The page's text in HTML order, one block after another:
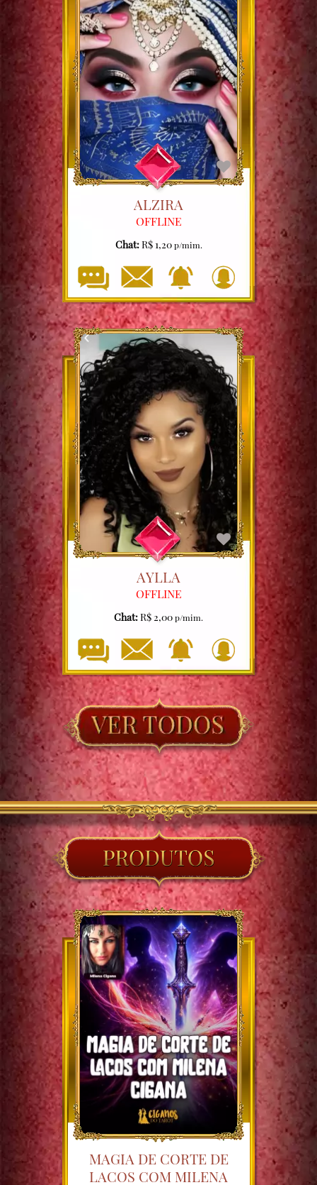
ALZIRA
OFFLINE
Chat:R$ 1,20p/mim.
AYLLA
OFFLINE
Chat:R$ 2,00p/mim.
MAGIA DE CORTE DE
LACOS COM MILENA